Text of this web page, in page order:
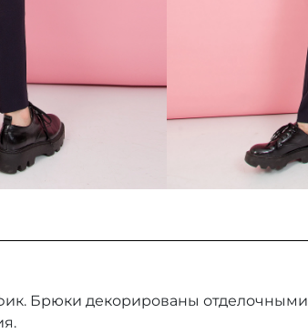
Брюки декорированы